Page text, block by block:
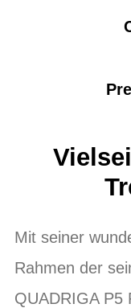
Mit seiner
Rahmen der
QUADRIGA P5